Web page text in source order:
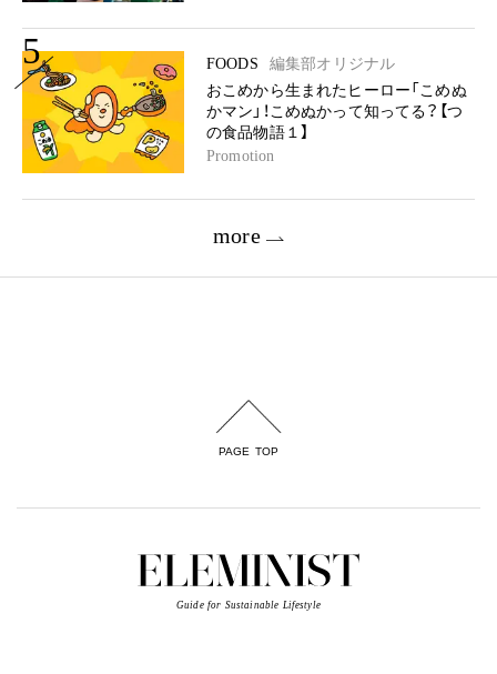
5 FOODS
編集部オリジナル
おこめから生まれたヒーロー「こめぬ
かマン」！こめぬかって知ってる？【つ
の食品物語１】
Promotion
more
PAGE TOP
Guide for Sustainable Lifestyle